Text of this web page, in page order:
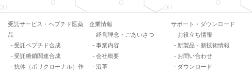
受託サービス・ペプチド医薬
品
受託ペプチド合成
受託糖鎖関連合成
抗体（ポリクローナル）作
企業情報
経営理念・ごあいさつ
事業内容
会社概要
沿革
サポート・ダウンロード
お役立ち情報
新製品・新技術情報
お問い合わせ
ダウンロード